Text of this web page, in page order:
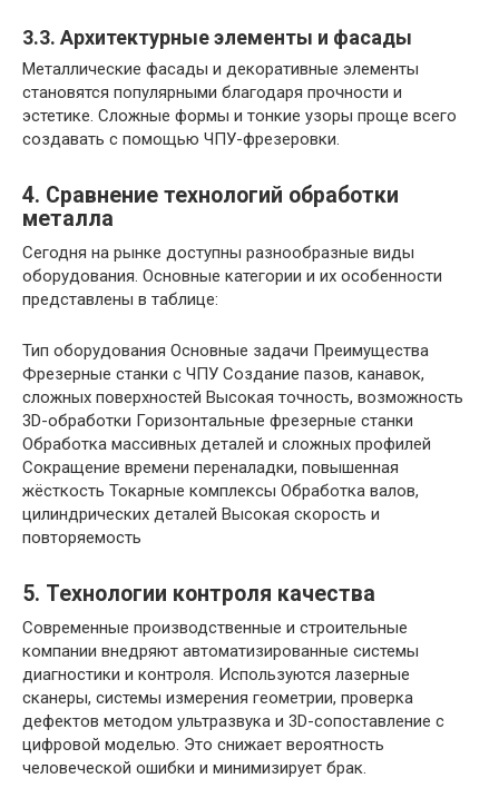
3.3. Архитектурные элементы и фасады
Металлические фасады и декоративные элементы
становятся популярными благодаря прочности и
эстетике. Сложные формы и тонкие узоры проще всего
создавать с помощью ЧПУ-фрезеровки.
4. Сравнение технологий обработки
металла
Сегодня на рынке доступны разнообразные виды
оборудования. Основные категории и их особенности
представлены в таблице:
Тип оборудования Основные задачи Преимущества
Фрезерные станки с ЧПУ Создание пазов, канавок,
сложных поверхностей Высокая точность, возможность
3D-обработки Горизонтальные фрезерные станки
Обработка массивных деталей и сложных профилей
Сокращение времени переналадки, повышенная
жёсткость Токарные комплексы Обработка валов,
цилиндрических деталей Высокая скорость и
повторяемость
5. Технологии контроля качества
Современные производственные и строительные
компании внедряют автоматизированные системы
диагностики и контроля. Используются лазерные
сканеры, системы измерения геометрии, проверка
дефектов методом ультразвука и 3D-сопоставление с
цифровой моделью. Это снижает вероятность
человеческой ошибки и минимизирует брак.